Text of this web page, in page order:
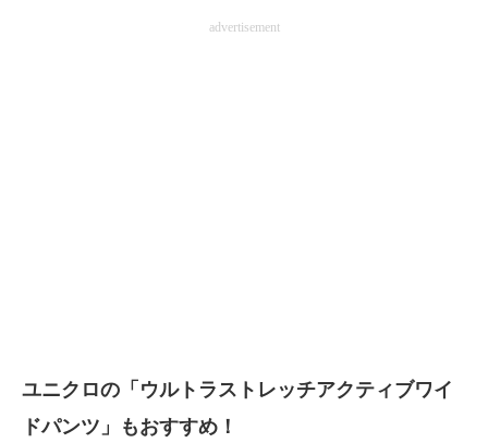
advertisement
ユニクロの「ウルトラストレッチアクティブワイ
ドパンツ」もおすすめ！